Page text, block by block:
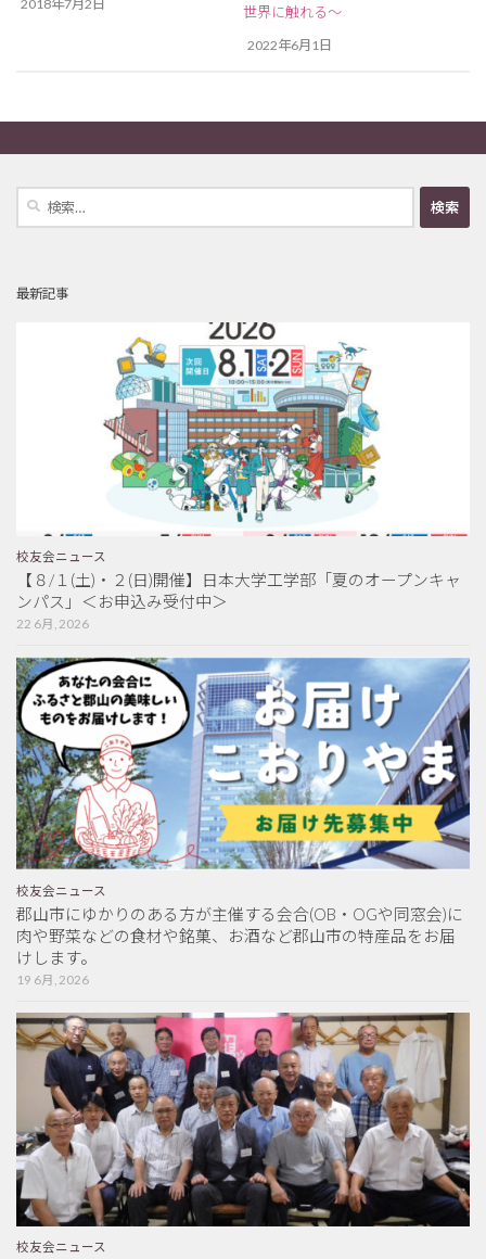
2018年7月2日 世界に触れる～
2022年6月1日
検
最新記事
校友会ニュース
【８/１(土)・２(日)開催】日本大学工学部「夏のオープンキャ
ンパス」＜お申込み受付中＞
22 6月, 2026
校友会ニュース
郡山市にゆかりのある方が主催する会合(OB・OGや同窓会)に
肉や野菜などの食材や銘菓、お酒など郡山市の特産品をお届
けします。
19 6月, 2026
校友会ニュース